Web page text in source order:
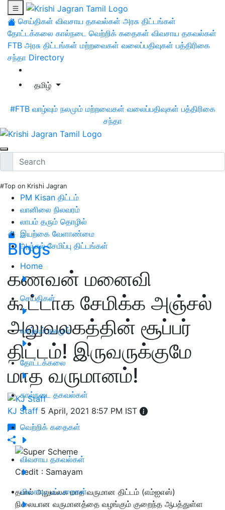
செய்திகள் விவசாய தகவல்கள் அரசு திட்டங்கள்
தோட்டக்கலை கால்நடை வெற்றிக் கதைகள் விவசாய தகவல்கள்
FTB அரசு திட்டங்கள் மற்றவைகள் வலைப்பதிவுகள் பத்திரிகை
சந்தா Directory
தமிழ்
#FTB வாழ்வும் நலமும் மற்றவைகள் வலைப்பதிவுகள் பத்திரிகை
சந்தா
#Top on Krishi Jagran
PM Kisan திட்டம்
வானிலை நிலவரம்
லாபம் தரும் தொழில்
இயற்கை வேளாண்மை
அஞ்சல் சேமிப்பு திட்டங்கள்
Home
செய்திகள்
வாழ்வும் நலமும்
தோட்டக்கலை
கால்நடை தகவல்கள்
வெற்றிக் கதைகள்
விவசாய தகவல்கள்
விவசாய பட்டறைகள்
Blogs
கணவன் மனைவி
கூட்டாக சேமிக்க அஞ்சல்
அலுவலகத்தின் சூப்பர்
திட்டம்! இருவருக்குமே
மாத வருமானம்!
KJ Staff 5 April, 2021 8:57 PM IST
Credit : Samayam
தபால் அலுவலக மாத வருமான திட்டம் (எம்ஐஎஸ்)
நிலையான வருமானத்தை வழங்கும் குறைந்த ஆபத்துள்ள